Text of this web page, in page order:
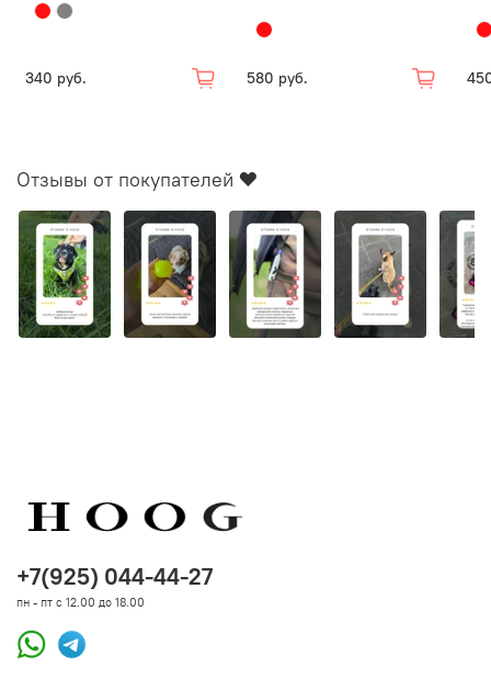
340 руб. 580 руб.
Отзывы от покупателей ❤️
+7(925) 044-44-27
пн - пт с 12.00 до 18.00